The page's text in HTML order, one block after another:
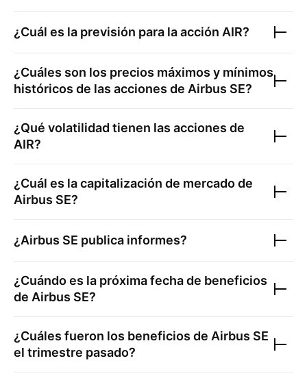
¿Cuál es la previsión para la acción AIR?
¿Cuáles son los precios máximos y mínimos
históricos de las acciones de Airbus SE?
¿Qué volatilidad tienen las acciones de
AIR?
¿Cuál es la capitalización de mercado de
Airbus SE?
¿Airbus SE publica informes?
¿Cuándo es la próxima fecha de beneficios
de Airbus SE?
¿Cuáles fueron los beneficios de Airbus SE
el trimestre pasado?